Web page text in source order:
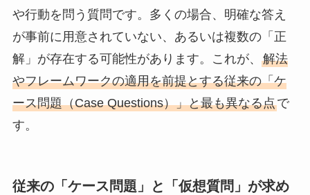
や行動を問う質問です。多くの場合、明確な答え
が事前に用意されていない、あるいは複数の「正
解」が存在する可能性があります。これが、 解法
やフレームワークの適用を前提とする従来の「ケ
ース問題（Case Questions）」と最も異なる点で
す。
従来の「ケース問題」と「仮想質問」が求め